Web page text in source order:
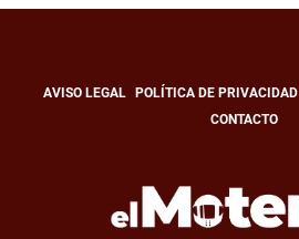
AVISO LEGAL POLÍTICA DE PRIVACIDAD
CONTACTO